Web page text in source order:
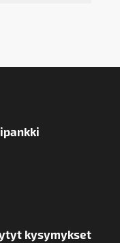
kysymykset